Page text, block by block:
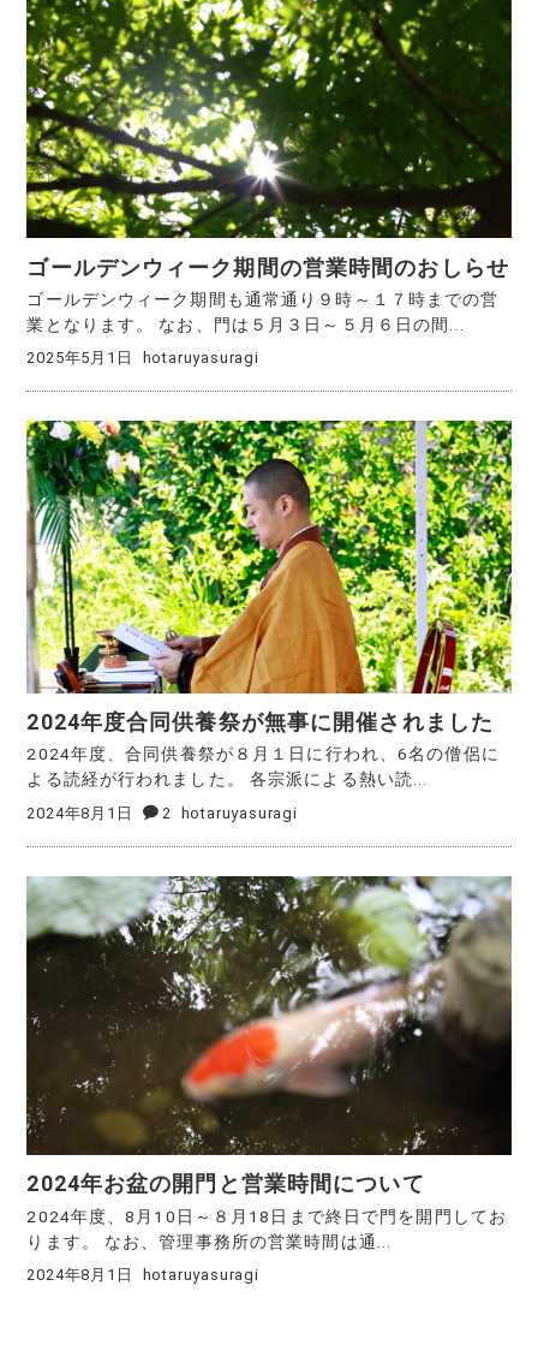
ゴールデンウィーク期間の営業時間のおしらせ
ゴールデンウィーク期間も通常通り９時～１７時までの営
業となります。 なお、門は５月３日～５月６日の間...
2025年5月1日 hotaruyasuragi
2024年度合同供養祭が無事に開催されました
2024年度、合同供養祭が８月１日に行われ、6名の僧侶に
よる読経が行われました。 各宗派による熱い読...
2024年8月1日 2 hotaruyasuragi
2024年お盆の開門と営業時間について
2024年度、8月10日～８月18日まで終日で門を開門してお
ります。 なお、管理事務所の営業時間は通...
2024年8月1日 hotaruyasuragi